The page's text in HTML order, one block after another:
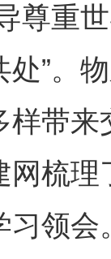
尊重
”。
样带
网梳
习领会